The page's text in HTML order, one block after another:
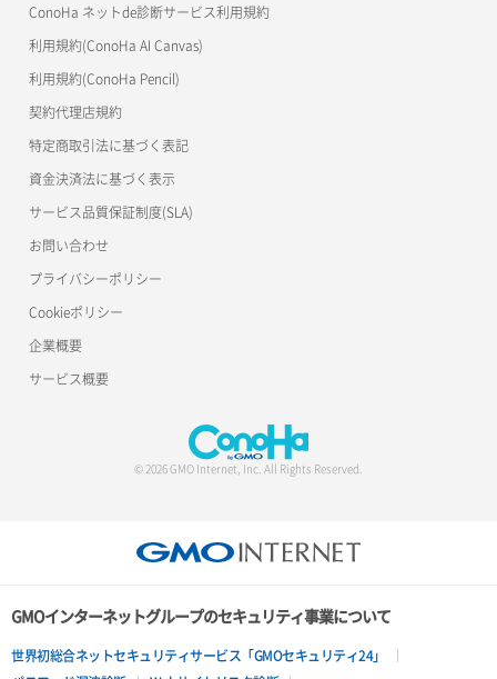
サーバー一覧取得
サーバー作成
サーバー再構築（OS再インストール）
サーバー利用状況グラフ（ディスクIO）
サーバー削除
ポートデタッチ
ボリュームアタッチ
ネットワーク詳細取得
ポート一覧取得
ポート作成（ローカルネットワーク用）
ポート作成（追加IP用）
ポート削除
ポート詳細取得
リスナー削除
リスナー更新
リスナー詳細取得
ロードバランサー一覧取得
ロードバランサー削除
ロードバランサー更新
ロードバランサー詳細取得
ロードバランサー追加
一時的Web公開
s3cmd
公開API(ConoHa VPS Ver.2.0)
ConoHa ネットde診断サービス利用規約
利用規約(ConoHa AI Canvas)
利用規約(ConoHa Pencil)
契約代理店規約
特定商取引法に基づく表記
資金決済法に基づく表示
サービス品質保証制度(SLA)
お問い合わせ
プライバシーポリシー
Cookieポリシー
企業概要
サービス概要
© 2026 GMO Internet, Inc. All Rights Reserved.
GMOインターネットグループのセキュリティ事業について
世界初総合ネットセキュリティサービス「GMOセキュリティ24」